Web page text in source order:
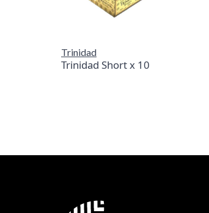
Trinidad
Trinidad Short x 10